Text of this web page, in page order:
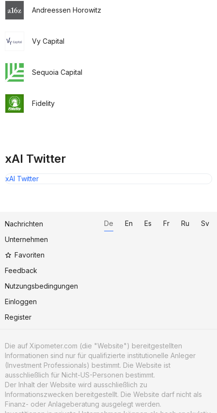
Andreessen Horowitz
Vy Capital
Sequoia Capital
Fidelity
xAI Twitter
xAI Twitter
Nachrichten
Unternehmen
Favoriten
Feedback
Nutzungsbedingungen
Einloggen
Register
De En Es Fr Ru Sv
Die auf Xipometer.com (die "Website") bereitgestellten
Informationen sind nur für qualifizierte institutionelle Anleger
(Investment Professionals) bestimmt. Die Website ist
ausschließlich für Nicht-US-Personen bestimmt.
Der Inhalt der Website wird ausschließlich zu
Informationszwecken bereitgestellt. Die Website darf nicht als
Finanz- oder Anlageberatung ausgelegt werden.